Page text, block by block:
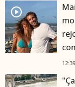
player2
12:39